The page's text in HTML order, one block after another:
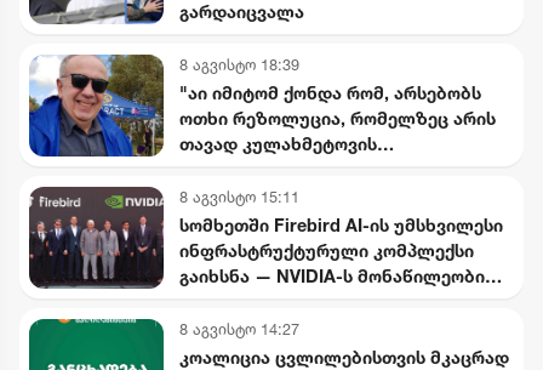
გარდაიცვალა
8 აგვისტო 18:39
"აი იმიტომ ქონდა რომ, არსებობს
ოთხი რეზოლუცია, რომელზეც არის
თავად კულახმეტოვის
ფოფხაძე
8 აგვისტო 15:11
სომხეთში Firebird AI-ის უმსხვილესი
ინფრასტრუქტურული კომპლექსი
გაიხსნა — NVIDIA-ს მონაწილეობით
განხორციელდება
8 აგვისტო 14:27
კოალიცია ცვლილებისთვის მკაცრად